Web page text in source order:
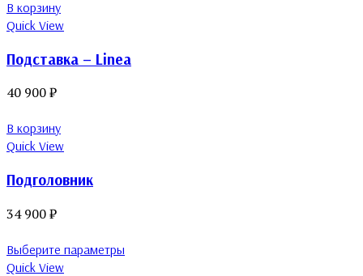
В корзину
Quick View
Подставка – Linea
40 900₽
В корзину
Quick View
Подголовник
34 900₽
Выберите параметры
Quick View